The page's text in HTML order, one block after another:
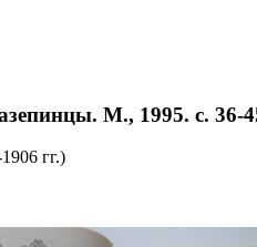
М., 1995. с. 36-
гг.)